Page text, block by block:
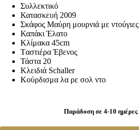
Συλλεκτικό
Κατασκευή 2009
Σκάφος Μαύρη μουρνιά με ντούγιες
Καπάκι Έλατο
Κλίμακα 45cm
Tαστιέρα Έβενος
Τάστα 20
Κλειδιά Schaller
Κούρδισμα λα ρε σολ ντο
Παράδοση σε 4-10 ημέρες